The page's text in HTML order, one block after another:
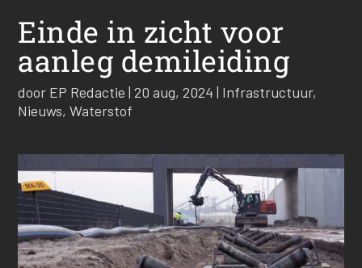
Einde in zicht voor
aanleg demileiding
door EP Redactie |20 aug, 2024| Infrastructuur,
Nieuws,Waterstof